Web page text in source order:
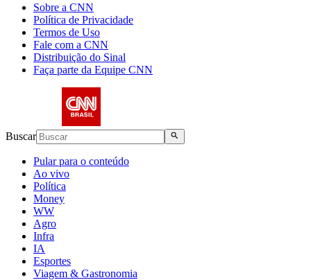
Sobre a CNN
Política de Privacidade
Termos de Uso
Fale com a CNN
Distribuição do Sinal
Faça parte da Equipe CNN
Buscar
Pular para o conteúdo
Ao vivo
Política
Money
WW
Agro
Infra
IA
Esportes
Viagem & Gastronomia